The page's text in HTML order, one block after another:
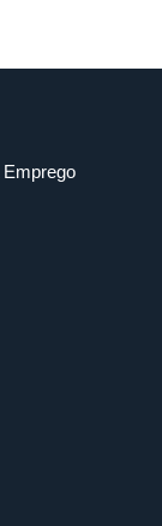
Emprego